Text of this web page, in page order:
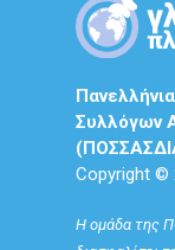
Συλλόγων
Copyright ©
Η ομάδα της